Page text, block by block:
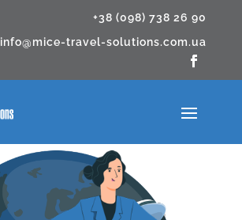
+38 (098) 738 26 90
info@mice-travel-solutions.com.ua